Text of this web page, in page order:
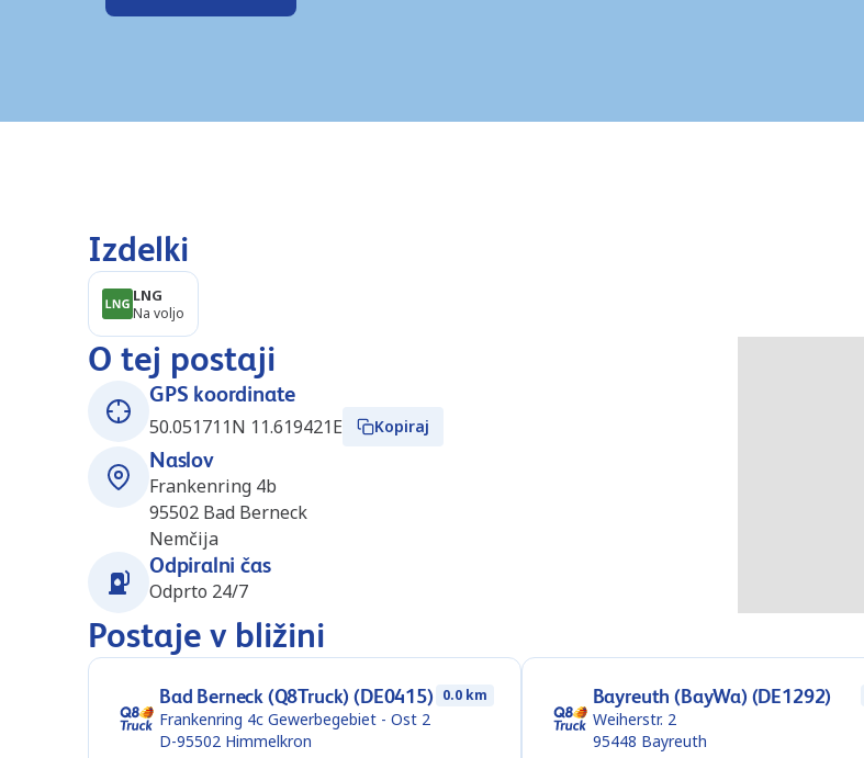
Izdelki
LNG
Na voljo
O tej postaji
GPS koordinate
50.051711N 11.619421E
Kopiraj
Naslov
Frankenring 4b
95502 Bad Berneck
Nemčija
Odpiralni čas
Odprto 24/7
Postaje v bližini
Bad Berneck (Q8Truck) (DE0415) 0.0 km
Frankenring 4c Gewerbegebiet - Ost 2
D-95502 Himmelkron
Bayreuth (BayWa) (DE1292)
Weiherstr. 2
95448 Bayreuth